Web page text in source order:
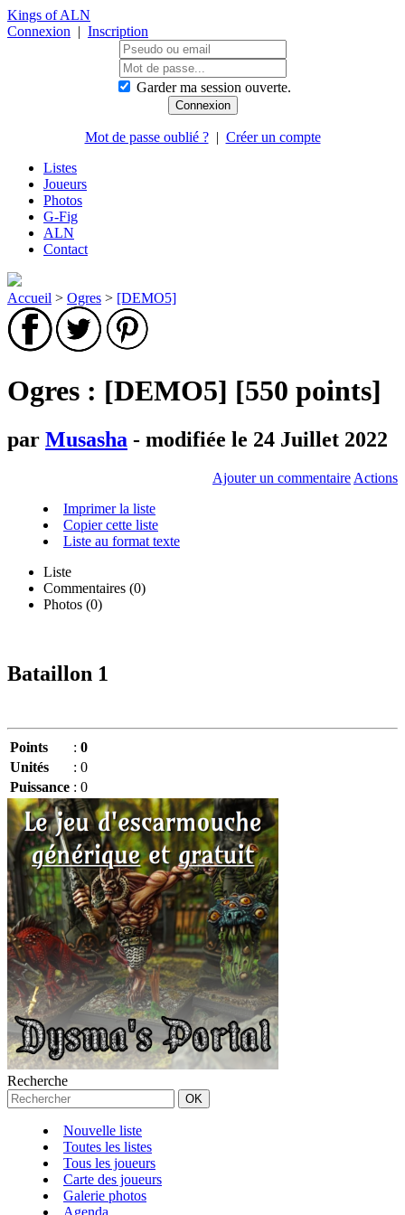
Kings of ALN
Connexion | Inscription
Garder ma session ouverte.
Mot de passe oublié ?| Créer un compte
Listes
Joueurs
Photos
G-Fig
ALN
Contact
Accueil > Ogres > [DEMO5]
Ogres : [DEMO5] [550 points]
par Musasha - modifiée le 24 Juillet 2022
Ajouter un commentaire Actions
Imprimer la liste
Copier cette liste
Liste au format texte
Liste
Commentaires (0)
Photos (0)
Bataillon 1
Points : 0
Unités
: 0
Puissance : 0
Recherche
Nouvelle liste
Toutes les listes
Tous les joueurs
Carte des joueurs
Galerie photos
Agenda